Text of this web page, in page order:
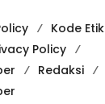
Kode Etik
Policy
Redaksi